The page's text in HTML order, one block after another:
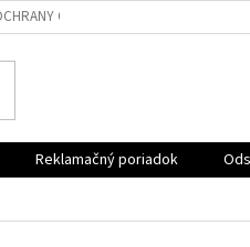
OSOBNÝCH ÚDAJOV
Reklamačný poriadok